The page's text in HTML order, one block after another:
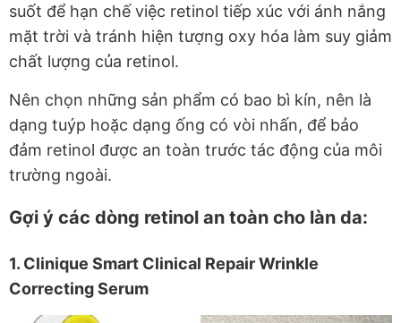
suốt để hạn chế việc retinol tiếp xúc với ánh nắng
mặt trời và tránh hiện tượng oxy hóa làm suy giảm
chất lượng của retinol.
Nên chọn những sản phẩm có bao bì kín, nên là
dạng tuýp hoặc dạng ống có vòi nhấn, để bảo
đảm retinol được an toàn trước tác động của môi
trường ngoài.
Gợi ý các dòng retinol an toàn cho làn da:
1. Clinique Smart Clinical Repair Wrinkle
Correcting Serum